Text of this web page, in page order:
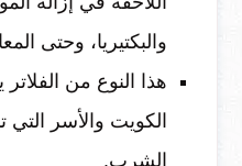
والبكتيريا، وحتى
هذا النوع من
الكويت والأسر
الشرب.